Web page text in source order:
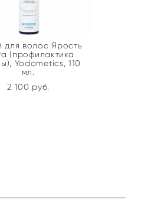
для волос Ярость
(профилактика
Yodometics, 110
мл.
2 100 pуб.